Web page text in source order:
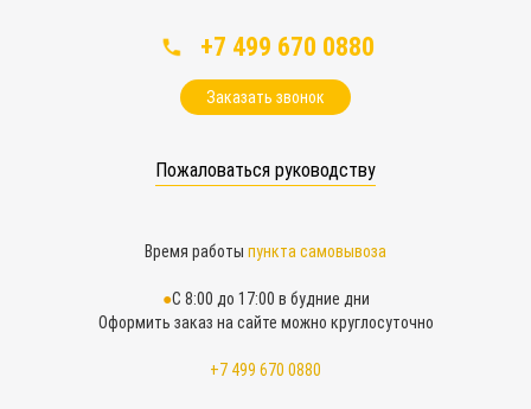
+7 499 670 0880
Заказать звонок
Пожаловаться руководству
Время работы пункта самовывоза
С 8:00 до 17:00 в будние дни
Оформить заказ на сайте можно круглосуточно
+7 499 670 0880